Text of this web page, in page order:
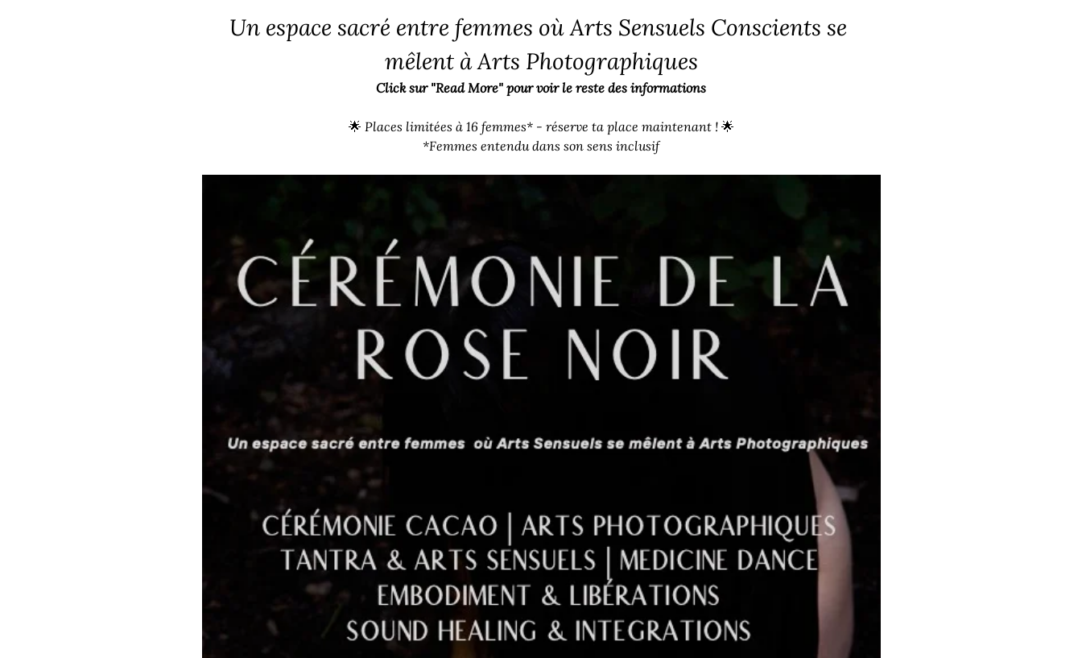
Un espace sacré entre femmes où Arts Sensuels Conscients se
mêlent à Arts Photographiques
Click sur "Read More" pour voir le reste des informations
🌟 Places limitées à 16 femmes* - réserve ta place maintenant ! 🌟
*Femmes entendu dans son sens inclusif